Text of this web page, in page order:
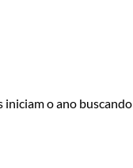
iniciam o ano buscando